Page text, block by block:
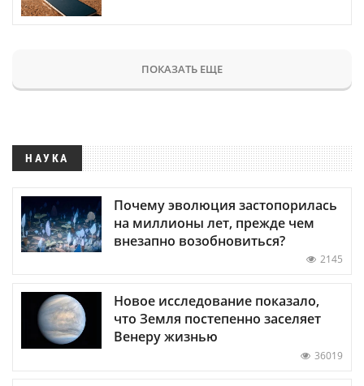
ПОКАЗАТЬ ЕЩЕ
НАУКА
Почему эволюция застопорилась
на миллионы лет, прежде чем
внезапно возобновиться?
2145
Новое исследование показало,
что Земля постепенно заселяет
Венеру жизнью
36019